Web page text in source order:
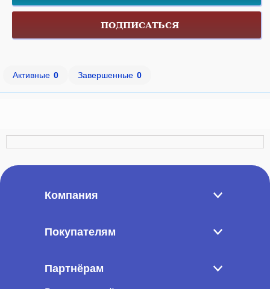
ПОДПИСАТЬСЯ
Активные 0 Завершенные 0
Компания
Покупателям
Партнёрам